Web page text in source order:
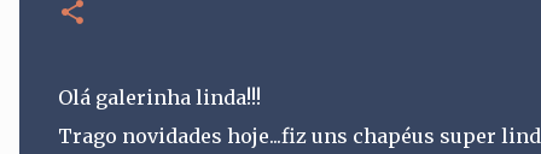
Olá galerinha linda!!!
Trago novidades hoje...fiz uns chapéus super